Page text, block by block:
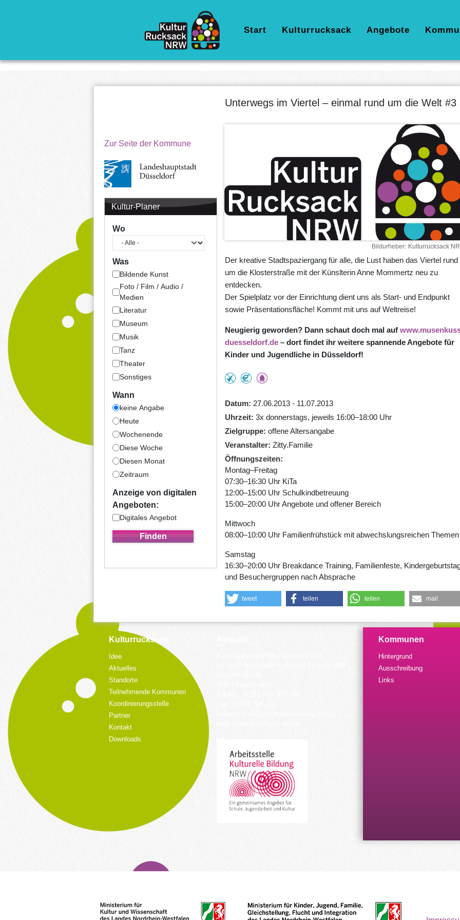
Hauptnavigation
Start Kulturrucksack Angebote
Zur Seite der Kommune
Kultur-Planer
Wo
Was
Bildende Kunst
Foto / Film / Audio /
Medien
Literatur
Museum
Musik
Tanz
Theater
Sonstiges
Wann
keine Angabe
Heute
Wochenende
Diese Woche
Diesen Monat
Zeitraum
Anzeige von digitalen
Angeboten:
Digitales Angebot
Unterwegs im Viertel – einmal rund um die Welt #3
Bildurheber Kulturrucksack
Der kreative Stadtspaziergang für alle, die Lust haben das Viertel rund
um die Klosterstraße mit der Künslterin Anne Mommertz neu zu
entdecken.
Der Spielplatz vor der Einrichtung dient uns als Start- und Endpunkt
sowie Präsentationsfläche! Kommt mit uns auf Weltreise!
Neugierig geworden? Dann schaut doch mal auf
duesseldorf.de– dort findet ihr weitere spannende Angebote für
Kinder und Jugendliche in Düsseldorf!
Datum
27.06.2013 - 11.07.2013
Uhrzeit 3x donnerstags, jeweils 16:00–18:00 Uhr
Zielgruppe offene Altersangabe
Veranstalter Zitty.Familie
Öffnungszeiten
Montag–Freitag
07:30–16:30 Uhr KiTa
12:00–15:00 Uhr Schulkindbetreuung
15:00–20:00 Uhr Angebote und offener Bereich
Mittwoch
08:00–10:00 Uhr Familienfrühstück mit abwechslungsreichen Themen
Samstag
16:30–20:00 Uhr Breakdance Training, Familienfeste,
und Besuchergruppen nach Absprache
tweet teilen teilen mail
Kulturrucksack
Idee
Aktuelles
Standorte
Teilnehmende Kommunen
Koordinierungsstelle
Partner
Kontakt
Downloads
Kommunen
Hintergrund
Ausschreibung
Links